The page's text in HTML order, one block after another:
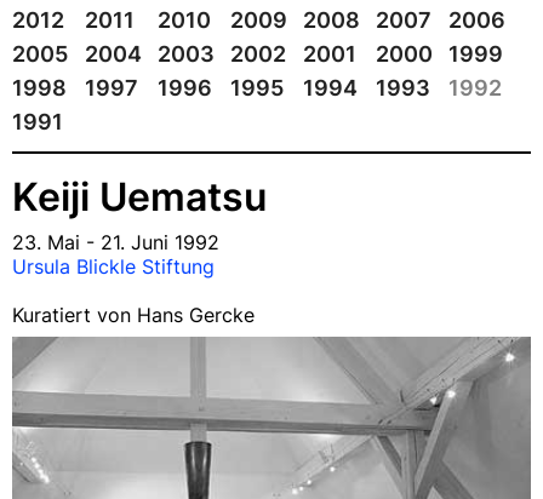
2012
2011 2010 2009 2008 2007
2006
2005
2004 2003 2002 2001 2000
1999
1998
1997 1996 1995 1994 1993
1992
1991
Keiji Uematsu
23. Mai - 21. Juni 1992
Ursula Blickle Stiftung
Kuratiert von Hans Gercke